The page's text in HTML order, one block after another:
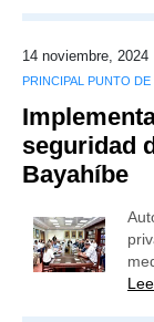
14 noviembre, 2024
PRINCIPAL PUNTO DE
seguridad
Bayahíbe